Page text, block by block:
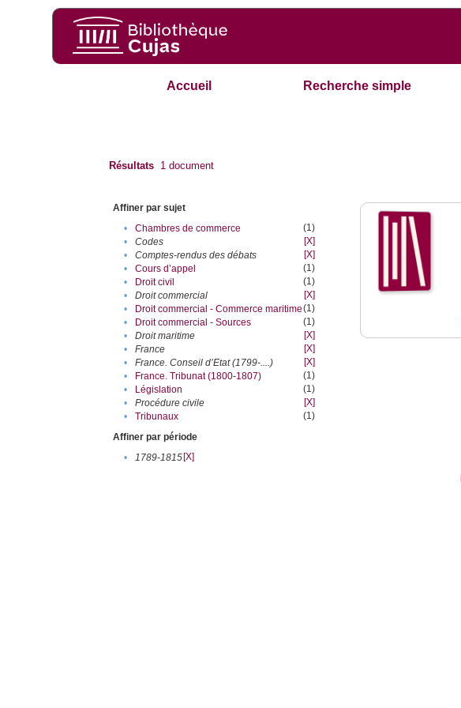
Accueil Recherche simple
Résultats 1 document
Affiner par sujet
•
Chambres de commerce
(1)
•
Codes
[X]
•
Comptes-rendus des débats
[X]
•
Cours d’appel
(1)
•
Droit civil
(1)
•
Droit commercial
[X]
•
Droit commercial - Commerce maritime(1)
•
Droit commercial - Sources
(1)
•
Droit maritime
[X]
•
France
[X]
•
France. Conseil d’Etat (1799-....)
[X]
•
France. Tribunat (1800-1807)
(1)
•
Législation
(1)
•
Procédure civile
[X]
•
Tribunaux
(1)
Affiner par période
•
1789-1815[X]